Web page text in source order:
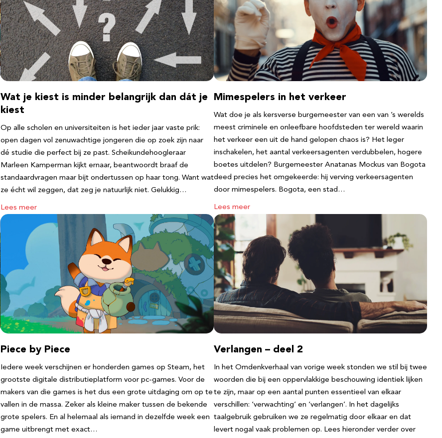
Wat je kiest is minder belangrijk dan dát je
kiest
Op alle scholen en universiteiten is het ieder jaar vaste prik:
open dagen vol zenuwachtige jongeren die op zoek zijn naar
dé studie die perfect bij ze past. Scheikundehoogleraar
Marleen Kamperman kijkt ernaar, beantwoordt braaf de
standaardvragen maar bijt ondertussen op haar tong. Want wat
ze écht wil zeggen, dat zeg je natuurlijk niet. Gelukkig…
Lees meer
Mimespelers in het verkeer
Wat doe je als kersverse burgemeester van een van ’s werelds
meest criminele en onleefbare hoofdsteden ter wereld waarin
het verkeer een uit de hand gelopen chaos is? Het leger
inschakelen, het aantal verkeersagenten verdubbelen, hogere
boetes uitdelen? Burgemeester Anatanas Mockus van Bogota
deed precies het omgekeerde: hij verving verkeersagenten
door mimespelers. Bogota, een stad…
Lees meer
Piece by Piece
Iedere week verschijnen er honderden games op Steam, het
grootste digitale distributieplatform voor pc-games. Voor de
makers van die games is het dus een grote uitdaging om op te
vallen in de massa. Zeker als kleine maker tussen de bekende
grote spelers. En al helemaal als iemand in dezelfde week een
game uitbrengt met exact…
Verlangen – deel 2
In het Omdenkverhaal van vorige week stonden we stil bij twee
woorden die bij een oppervlakkige beschouwing identiek lijken
te zijn, maar op een aantal punten essentieel van elkaar
verschillen: ‘verwachting’ en ‘verlangen’. In het dagelijks
taalgebruik gebruiken we ze regelmatig door elkaar en dat
levert nogal vaak problemen op. Lees hieronder verder over